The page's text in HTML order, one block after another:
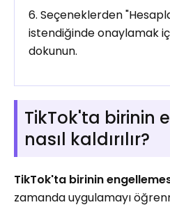
6. Seçeneklerden
istendiğinde onaylamak
dokunun.
TikTok'ta birinin
nasıl kaldırılır?
TikTok'ta birinin
zamanda uygulamayı